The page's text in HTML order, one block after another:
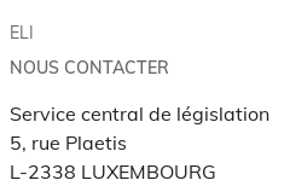
ELI
NOUS CONTACTER
Service central de législation
5, rue Plaetis
L-2338 LUXEMBOURG